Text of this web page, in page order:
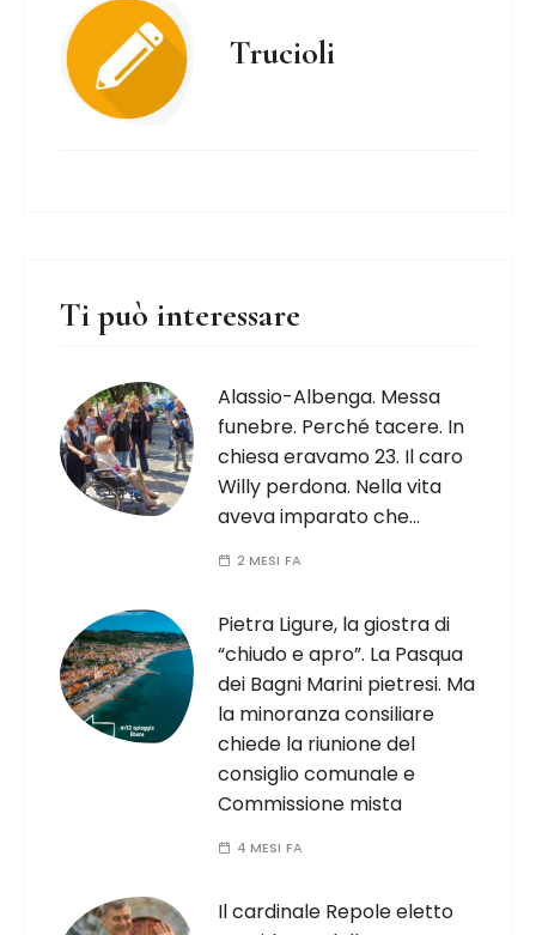
Trucioli
Ti può interessare
Alassio-Albenga. Messa
funebre. Perché tacere. In
chiesa eravamo 23. Il caro
Willy perdona. Nella vita
aveva imparato che…
2 MESI FA
Pietra Ligure, la giostra di
“chiudo e apro”. La Pasqua
dei Bagni Marini pietresi. Ma
la minoranza consiliare
chiede la riunione del
consiglio comunale e
Commissione mista
4 MESI FA
Il cardinale Repole eletto